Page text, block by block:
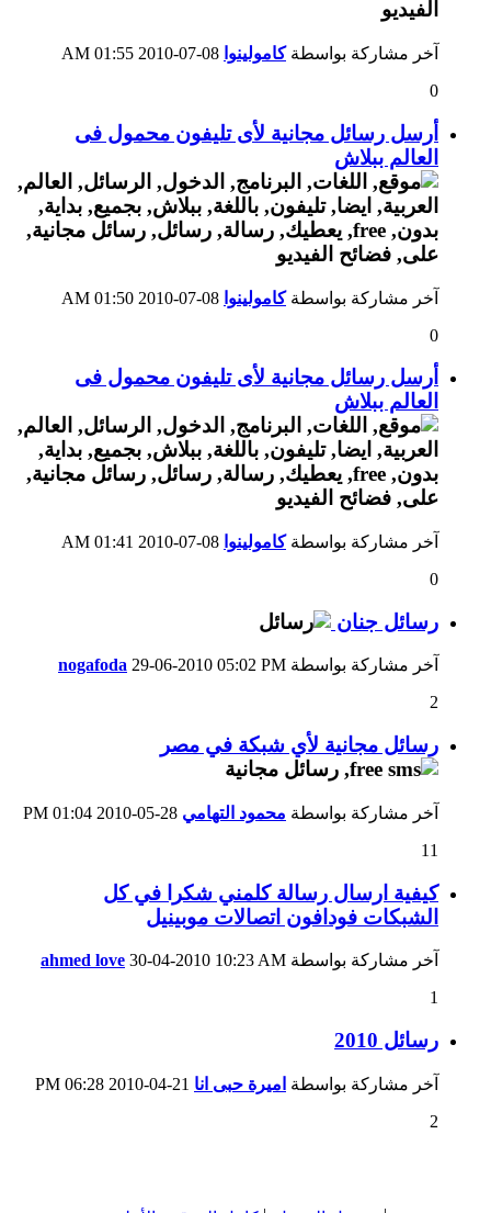
آخر مشاركة بواسطةكامولينوا
01:55 AM
0
أرسل رسائل مجانية لأى تليفون محمول فى
العالم ببلاش
آخر مشاركة بواسطةكامولينوا
01:50 AM
0
أرسل رسائل مجانية لأى تليفون محمول فى
العالم ببلاش
آخر مشاركة بواسطةكامولينوا
01:41 AM
0
رسائل جنان
آخر مشاركة بواسطة nogafoda 29-06-2010 05:02 PM
2
رسائل مجانية لأي شبكة في مصر
آخر مشاركة بواسطة محمود التهامي
01:04 PM
11
كيفية ارسال رسالة كلمني شكرا في كل
الشبكات فودافون اتصالات موبينيل
آخر مشاركة بواسطة ahmed love 30-04-2010 10:23 AM
1
رسائل 2010
آخر مشاركة بواسطة اميرة حبى انا
06:28 PM
2